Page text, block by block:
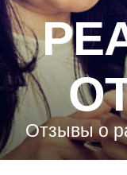
Отзывы о